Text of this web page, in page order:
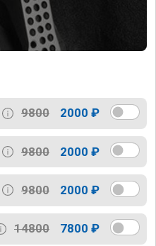
9800 2000 ₽
9800 2000 ₽
9800 2000 ₽
14800 7800 ₽